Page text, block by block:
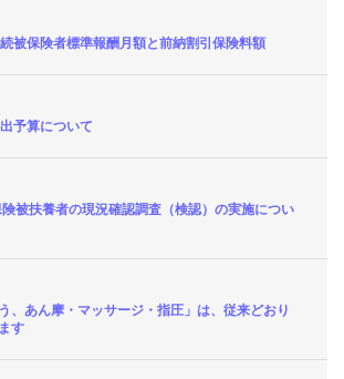
被保険者標準報酬月額と前納割引保険料額
予算について
被扶養者の現況確認調査（検認）の実施につい
、あん摩・マッサージ・指圧」は、従来どおり
す